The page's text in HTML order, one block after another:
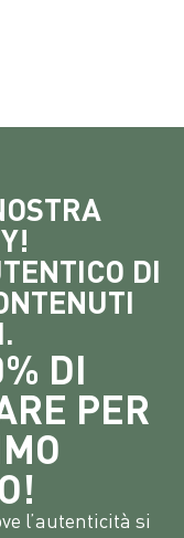
DI
DI
PER
l’autenticità si